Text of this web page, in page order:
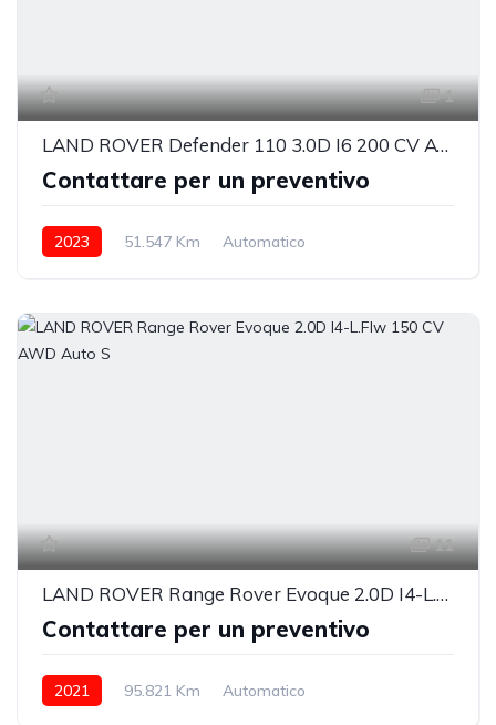
1
LAND ROVER Defender 110 3.0D I6 200 CV AWD Auto SE
Contattare per un preventivo
2023 51.547 Km
Automatico
11
LAND ROVER Range Rover Evoque 2.0D I4-L.Flw 150 CV AWD Auto S
Contattare per un preventivo
2021 95.821 Km
Automatico